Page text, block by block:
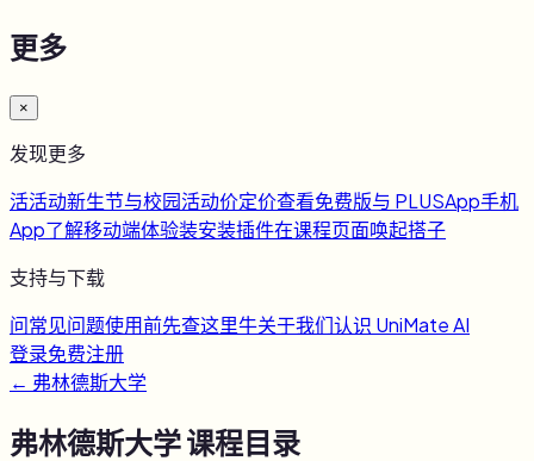
更多
×
发现更多
活活动新生节与校园活动价定价查看免费版与 PLUSApp手机
App了解移动端体验装安装插件在课程页面唤起搭子
支持与下载
问常见问题使用前先查这里牛关于我们认识 UniMate AI
登录免费注册
← 弗林德斯大学
弗林德斯大学课程目录